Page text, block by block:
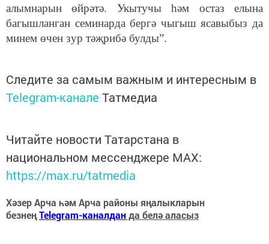
алымнарын өйрәтә. Укытучы һәм остаз елына
багышланган семинарда бергә чыгыш ясавыбыз да
минем өчен зур тәҗрибә булды”.
Следите за самым важным и интересным в
Telegram-канале Татмедиа
Читайте новости Татарстана в
национальном мессенджере MАХ:
https://max.ru/tatmedia
Хәзер Арча һәм Арча районы яңалыкларын
безнеңTelegram-каналданда белә аласыз